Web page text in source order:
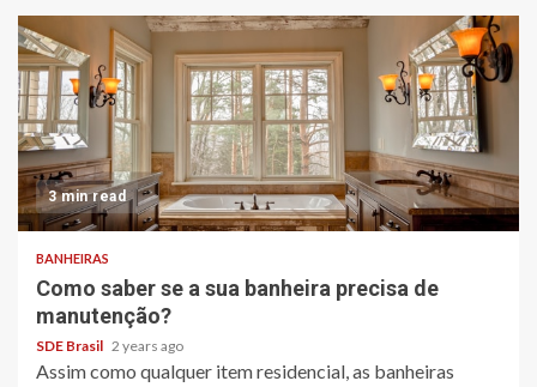
3 min read
BANHEIRAS
Como saber se a sua banheira precisa de
manutenção?
SDE Brasil 2 years ago
Assim como qualquer item residencial, as banheiras